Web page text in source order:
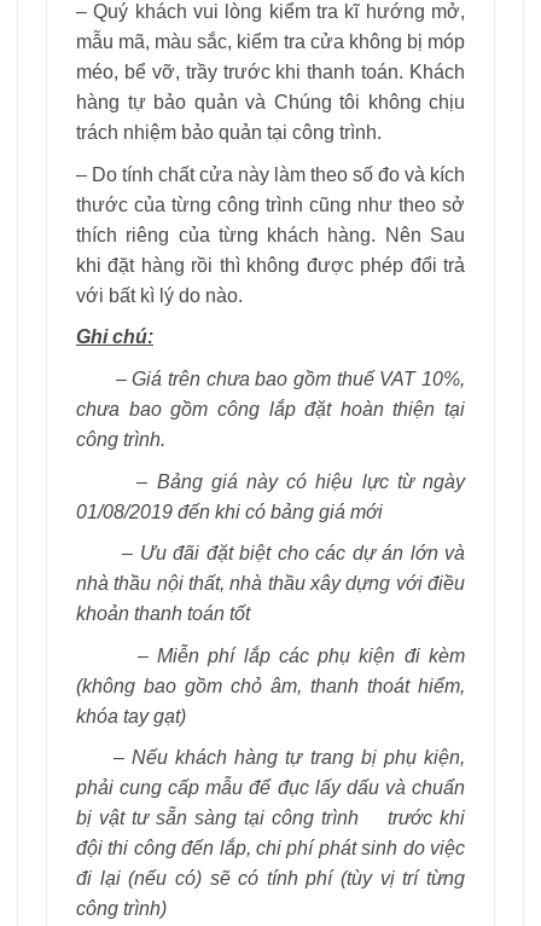
– Quý khách vui lòng kiểm tra kĩ hướng mở,
mẫu mã, màu sắc, kiểm tra cửa không bị móp
méo, bể vỡ, trầy trước khi thanh toán. Khách
hàng tự bảo quản và Chúng tôi không chịu
trách nhiệm bảo quản tại công trình.
– Do tính chất cửa này làm theo số đo và kích
thước của từng công trình cũng như theo sở
thích riêng của từng khách hàng. Nên Sau
khi đặt hàng rồi thì không được phép đổi trả
với bất kì lý do nào.
Ghi chú:
– Giá trên chưa bao gồm thuế VAT 10%,
chưa bao gồm công lắp đặt hoàn thiện tại
công trình.
– Bảng giá này có hiệu lực từ ngày
01/08/2019 đến khi có bảng giá mới
– Ưu đãi đặt biệt cho các dự án lớn và
nhà thầu nội thất, nhà thầu xây dựng với điều
khoản thanh toán tốt
– Miễn phí lắp các phụ kiện đi kèm
(không bao gồm chỏ âm, thanh thoát hiểm,
khóa tay gạt)
– Nếu khách hàng tự trang bị phụ kiện,
phải cung cấp mẫu để đục lấy dấu và chuẩn
bị vật tư sẵn sàng tại công trình trước khi
đội thi công đến lắp, chi phí phát sinh do việc
đi lại (nếu có) sẽ có tính phí (tùy vị trí từng
công trình)